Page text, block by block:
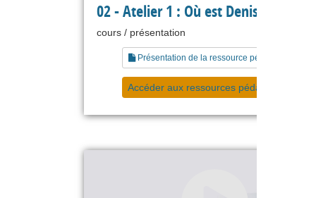
02 - Atelier 1 : Où est Denis ?
cours / présentation
Présentation de la ressource pédagogique
Accéder aux ressources pédagogiques